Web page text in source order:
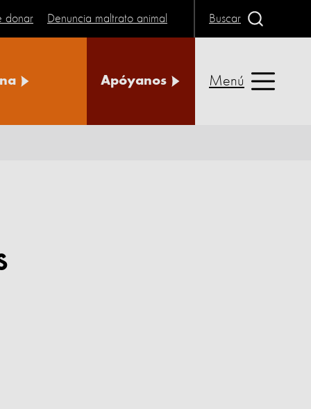
donar Denuncia maltrato animal Buscar
Apóyanos Menú